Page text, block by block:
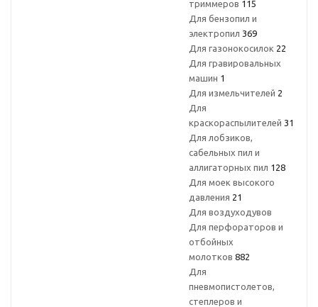
триммеров 115
Для бензопил и
электропил 369
Для газонокосилок 22
Для гравировальных
машин 1
Для измельчителей 2
Для
краскораспылителей 31
Для лобзиков,
сабельных пил и
аллигаторных пил 128
Для моек высокого
давления 21
Для воздуходувов
Для перфораторов и
отбойных
молотков 882
Для
пневмопистолетов,
степлеров и